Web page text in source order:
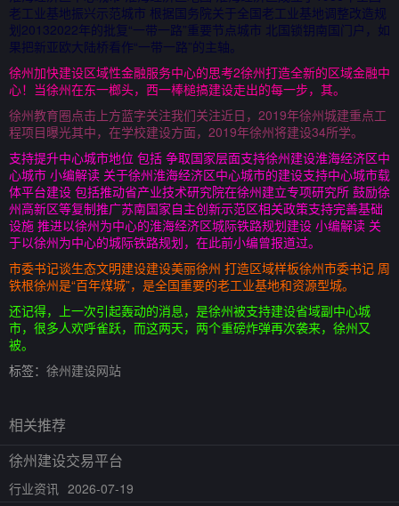
老工业基地振兴示范城市 根据国务院关于全国老工业基地调整改造规
划20132022年的批复“一带一路”重要节点城市 北国锁钥南国门户，如
果把新亚欧大陆桥看作“一带一路”的主轴。
徐州加快建设区域性金融服务中心的思考2徐州打造全新的区域金融中
心！当徐州在东一榔头，西一棒槌搞建设走出的每一步，其。
徐州教育圈点击上方蓝字关注我们关注近日，2019年徐州城建重点工
程项目曝光其中，在学校建设方面，2019年徐州将建设34所学。
支持提升中心城市地位 包括 争取国家层面支持徐州建设淮海经济区中
心城市 小编解读 关于徐州淮海经济区中心城市的建设支持中心城市载
体平台建设 包括推动省产业技术研究院在徐州建立专项研究所 鼓励徐
州高新区等复制推广苏南国家自主创新示范区相关政策支持完善基础
设施 推进以徐州为中心的淮海经济区城际铁路规划建设 小编解读 关
于以徐州为中心的城际铁路规划，在此前小编曾报道过。
市委书记谈生态文明建设建设美丽徐州 打造区域样板徐州市委书记 周
铁根徐州是“百年煤城”，是全国重要的老工业基地和资源型城。
还记得，上一次引起轰动的消息，是徐州被支持建设省域副中心城
市，很多人欢呼雀跃，而这两天，两个重磅炸弹再次袭来，徐州又
被。
标签： 徐州建设网站
相关推荐
徐州建设交易平台
行业资讯 2026-07-19